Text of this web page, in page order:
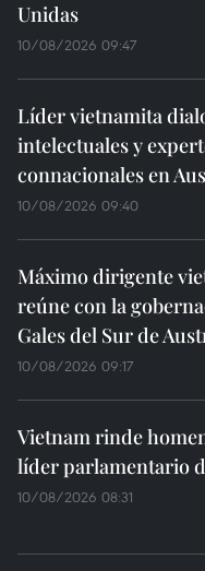
Unidas
10/08/2026 09:47
Líder vietnamita
intelectuales y
connacionales en
10/08/2026 09:40
Máximo dirigente
reúne con la
Gales del Sur de
10/08/2026 09:17
Vietnam rinde
líder parlamentario
10/08/2026 08:31